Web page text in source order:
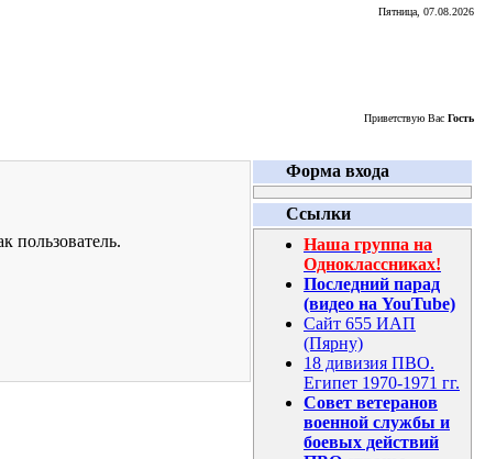
Пятница, 07.08.2026
Приветствую Вас Гость
пользователь.
Форма входа
Ссылки
Наша группа на
Одноклассниках!
Последний парад
(видео на YouTube)
Сайт 655 ИАП
(Пярну)
18 дивизия ПВО.
Египет 1970-1971 гг.
Совет ветеранов
военной службы и
боевых действий